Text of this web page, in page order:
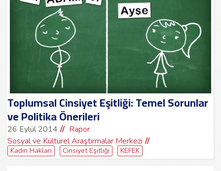
Toplumsal Cinsiyet Eşitliği: Temel Sorunlar
ve Politika Önerileri
26 Eylül 2014
Rapor
Sosyal ve Kültürel Araştırmalar Merkezi
Kadın Hakları Cinsiyet Eşitliği KEFEK